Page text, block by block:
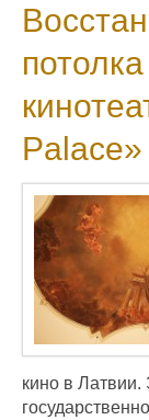
Palace»
кино в Латвии.